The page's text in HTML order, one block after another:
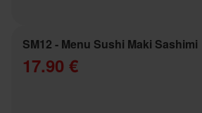
SM12 - Menu Sushi Maki Sashimi
17.90 €